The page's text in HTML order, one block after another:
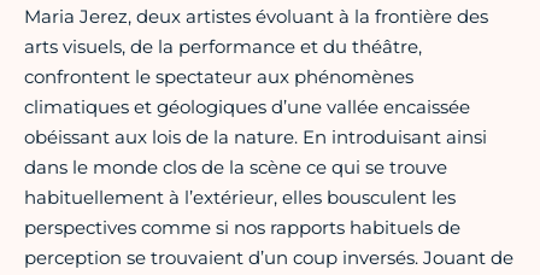
Maria Jerez, deux artistes évoluant à la frontière des
arts visuels, de la performance et du théâtre,
confrontent le spectateur aux phénomènes
climatiques et géologiques d’une vallée encaissée
obéissant aux lois de la nature. En introduisant ainsi
dans le monde clos de la scène ce qui se trouve
habituellement à l’extérieur, elles bousculent les
perspectives comme si nos rapports habituels de
perception se trouvaient d’un coup inversés. Jouant de